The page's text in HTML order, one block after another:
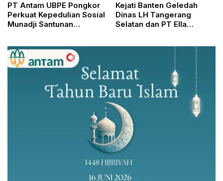
PT Antam UBPE Pongkor
Perkuat Kepedulian Sosial
Munadji Santunan
Kejati Banten Geledah
Dinas LH Tangerang
Selatan dan PT Ella
Pengelolaan Sampah